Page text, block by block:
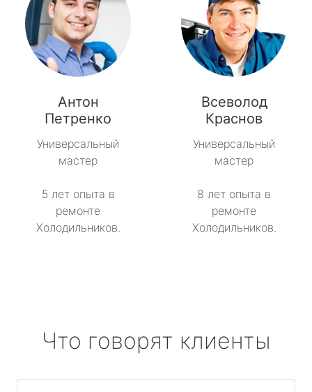
Антон
Петренко
Универсальный
мастер
5 лет опыта в
ремонте
Холодильников.
Всеволод
Краснов
Универсальный
мастер
8 лет опыта в
ремонте
Холодильников.
Что говорят клиенты